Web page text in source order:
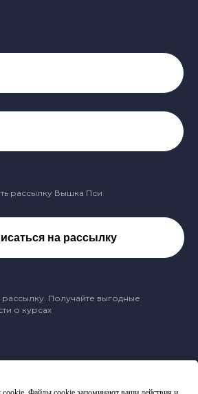
рассылку Вышка Пси
на рассылку
Получайте выгодные
о курсах